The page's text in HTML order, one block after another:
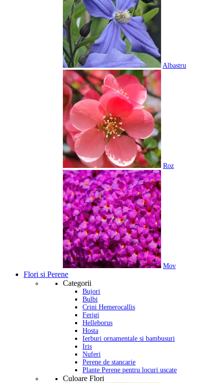
Albastru
Roz
Mov
Flori si Perene
Categorii
Bujori
Bulbi
Crini Hemerocallis
Ferigi
Helleborus
Hosta
Ierburi ornamentale si bambusuri
Iris
Nuferi
Perene de stancarie
Plante Perene pentru locuri uscate
Culoare Flori